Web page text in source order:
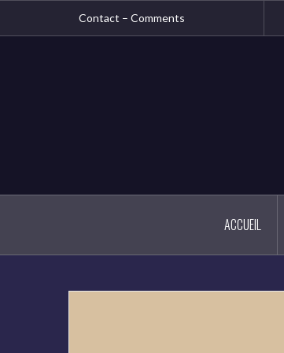
Contact – Comments
ACCUEIL